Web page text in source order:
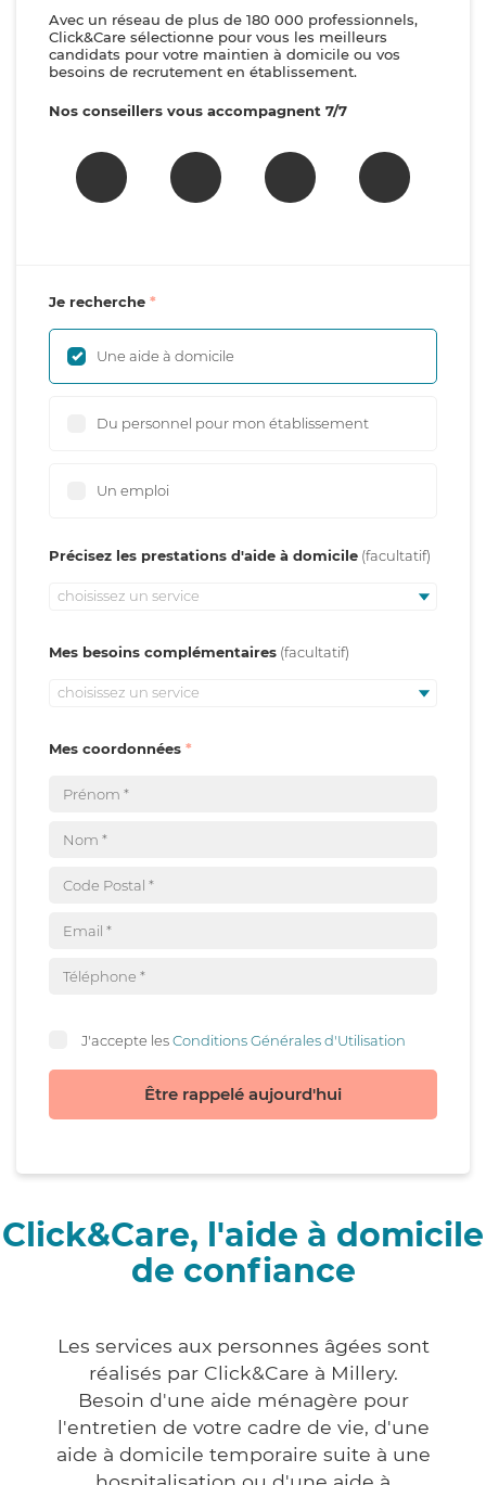
Avec un réseau de plus de 180 000 professionnels,
Click&Care sélectionne pour vous les meilleurs
candidats pour votre maintien à domicile ou vos
besoins de recrutement en établissement.
Nos conseillers vous accompagnent 7/7
Je recherche
Une aide à domicile
Du personnel pour mon établissement
Un emploi
Précisez les prestations d'aide à domicile
choisissez un service
Mes besoins complémentaires
choisissez un service
Mes coordonnées
J'accepte lesConditions Générales d'Utilisation
Être rappelé aujourd'hui
Click&Care, l'aide à domicile
de confiance
Les services aux personnes âgées sont
réalisés par Click&Care à Millery.
Besoin d'une aide ménagère pour
l'entretien de votre cadre de vie, d'une
aide à domicile temporaire suite à une